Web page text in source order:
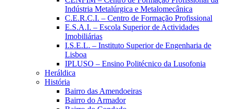
Indústria Metalúrgica e Metalomecânica
C.E.R.C.I. – Centro de Formação Profissional
E.S.A.I. – Escola Superior de Actividades
Imobiliárias
I.S.E.L. – Instituto Superior de Engenharia de
Lisboa
IPLUSO – Ensino Politécnico da Lusofonia
Heráldica
História
Bairro das Amendoeiras
Bairro do Armador